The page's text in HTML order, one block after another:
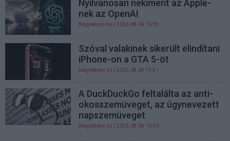
Nyilvánosan nekiment az Apple-
nek az OpenAI
Nagyképes hír | 2026.08.04 16:59
Szóval valakinek sikerült elindítani
iPhone-on a GTA 5-öt
Nagyképes hír | 2026.08.04 11:51
A DuckDuckGo feltalálta az anti-
okosszemüveget, az úgynevezett
napszemüveget
Nagyképes hír | 2026.08.04 10:50